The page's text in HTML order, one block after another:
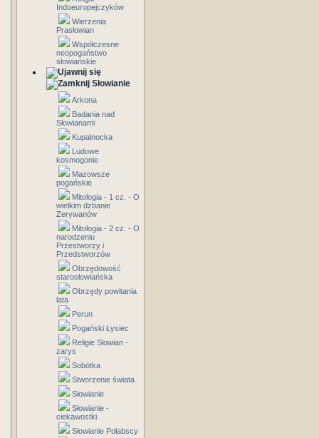
Indoeuropejczyków
Wierzenia
Prasłowian
Współczesne
neopogaństwo
słowiańskie
Słowianie
Arkona
Badania nad
Słowianami
Kupalnocka
Ludowe
kosmogonie
Mazowsze
pogańskie
Mitologia - 1 cz. - O
wielkim dzbanie
Zerywanów
Mitologia - 2 cz. - O
narodzeniu
Przestworzy i
Przedstworzów
Obrzędowość
starosłowiańska
Obrzędy powitania
lata
Perun
Pogański Łysiec
Religie Słowian -
zarys
Sobótka
Stworzenie świata
Słowianie
Słowianie -
ciekawostki
Słowianie Połabscy